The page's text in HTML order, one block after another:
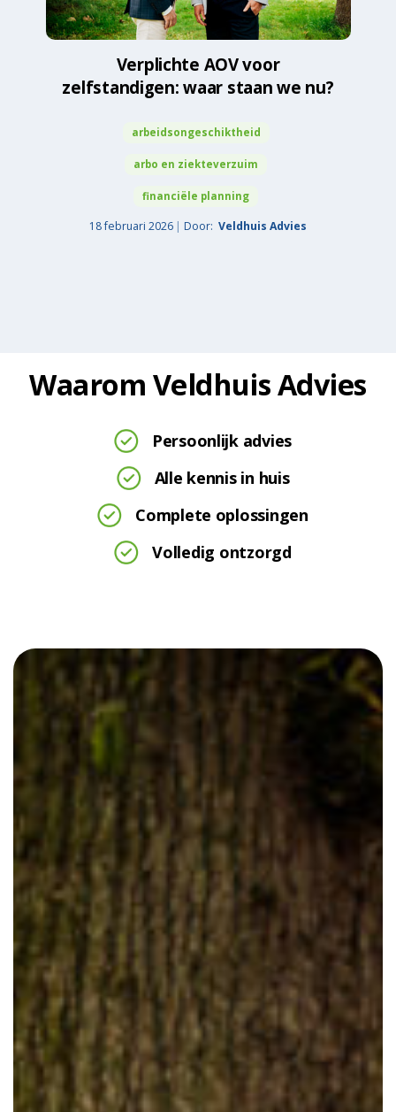
Verplichte AOV voor
zelfstandigen: waar staan we nu?
arbeidsongeschiktheid
arbo en ziekteverzuim
financiële planning
18 februari 2026 Door:Veldhuis Advies
Waarom Veldhuis Advies
Persoonlijk advies
Alle kennis in huis
Complete oplossingen
Volledig ontzorgd